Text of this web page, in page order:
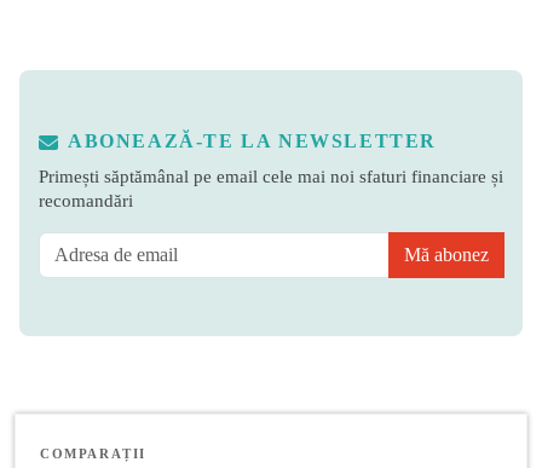
ABONEAZĂ-TE LA NEWSLETTER
Primești săptămânal pe email cele mai noi sfaturi financiare și
recomandări
Mă abonez
COMPARAȚII